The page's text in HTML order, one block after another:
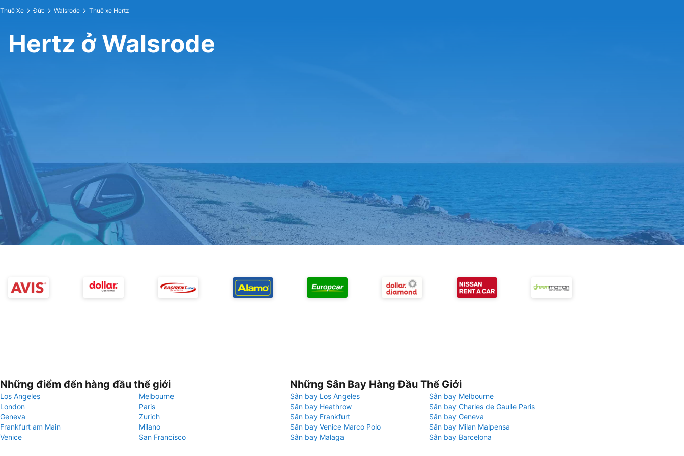
Thuê Xe Đức Walsrode Thuê xe Hertz
Hertz ở Walsrode
Những điểm đến hàng đầu thế giới
Los Angeles
Melbourne
London
Paris
Geneva
Zurich
Frankfurt am Main
Milano
Venice
San Francisco
Những Sân Bay Hàng Đầu Thế Giới
Sân bay Los Angeles
Sân bay Melbourne
Sân bay Heathrow
Sân bay Charles de Gaulle Paris
Sân bay Frankfurt
Sân bay Geneva
Sân bay Venice Marco Polo
Sân bay Milan Malpensa
Sân bay Malaga
Sân bay Barcelona